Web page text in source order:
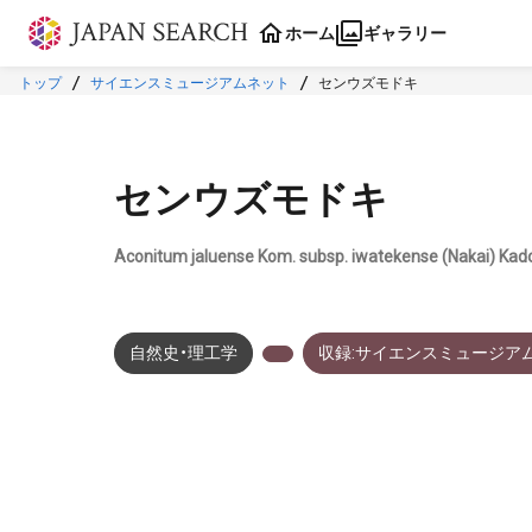
本文に飛ぶ
ホーム ギャラリー
トップ サイエンスミュージアムネット センウズモドキ
センウズモドキ
Aconitum jaluense Kom. subsp. iwatekense (Nakai)
自然史・理工学 収録:サイエンスミュージア